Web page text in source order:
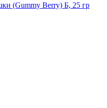
(Gummy Berry) Б, 25 гр